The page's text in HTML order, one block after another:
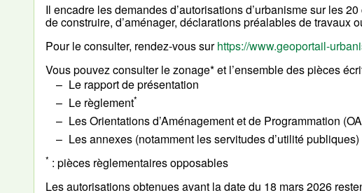
Il encadre les demandes d’autorisations d’urbanisme sur les
de construire, d’aménager, déclarations préalables de travaux
Pour le consulter, rendez-vous surhttps://www.geoportail-
Vous pouvez consulter le zonage* et l’ensemble des pièces
Le rapport de présentation
Le règlement*
Les Orientations d’Aménagement et de Programmation
Les annexes (notamment les servitudes d’utilité publiques)
* : pièces règlementaires opposables
Les autorisations obtenues avant la date du 18 mars 2026